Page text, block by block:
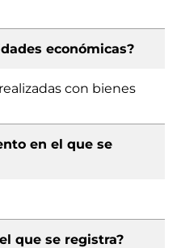
económicas?
con bienes
en el que se
que se registra?